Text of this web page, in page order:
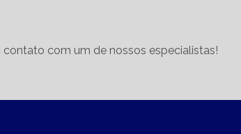
contato com um de nossos especialistas!